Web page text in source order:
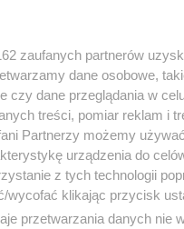
się pytanie, jakie
o powierzchni94 m2z
5m/5m. Każda
zaufanych partnerów
dane osobowe,
czy dane przeglądania w
treści, pomiar reklam i
Partnerzy możemy
urządzenia do
z tych technologii
wycofać klikając przycisk
przetwarzania danych nie